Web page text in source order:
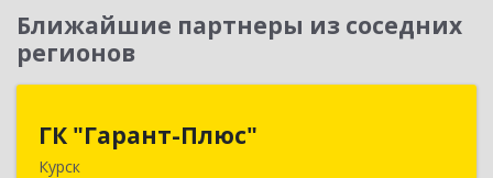
Ближайшие партнеры из соседних
регионов
ГК "Гарант-Плюс"
Курск
305035, Курская обл, Курск г, Овечкина ул, дом